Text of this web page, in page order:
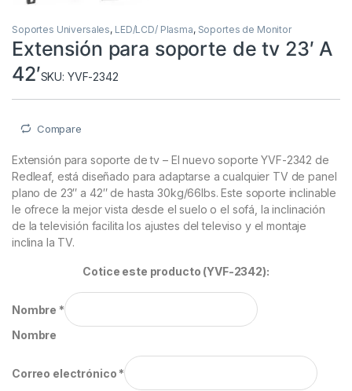
Soportes Universales, LED/LCD/ Plasma, Soportes de Monitor
Extensión para soporte de tv 23′ A
42′SKU: YVF-2342
Compare
Extensión para soporte de tv – El nuevo soporte YVF-2342 de
Redleaf, está diseñado para adaptarse a cualquier TV de panel
plano de 23″ a 42″ de hasta 30kg/66lbs. Este soporte inclinable
le ofrece la mejor vista desde el suelo o el sofá, la inclinación
de la televisión facilita los ajustes del televiso y el montaje
inclina la TV.
Cotice este producto (YVF-2342):
Nombre *
Nombre
Correo electrónico *